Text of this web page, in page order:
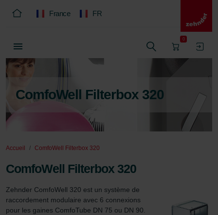
France FR
0
ComfoWell Filterbox 320
Accueil ComfoWell Filterbox 320
ComfoWell Filterbox 320
Zehnder ComfoWell 320 est un système de
raccordement modulaire avec 6 connexions
pour les gaines ComfoTube DN 75 ou DN 90.